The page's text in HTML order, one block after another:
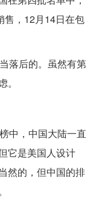
售，12月14日在包
落后的。虽然有第
中，中国大陆一直
它是美国人设计
然的，但中国的排